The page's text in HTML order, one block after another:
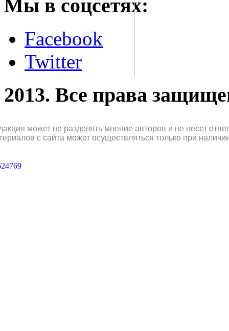
Мы в соцсетях:
Facebook
Twitter
2013. Все права
может не разделять мнение авторов и не несет
с сайта может осуществляться только при